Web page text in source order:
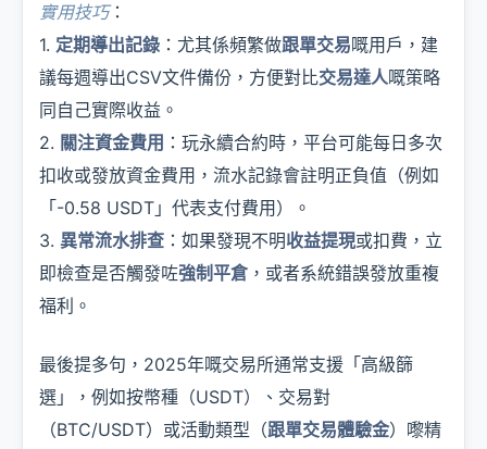
實用技巧：
1. 定期導出記錄 ：尤其係頻繁做跟單交易嘅用戶，建
議每週導出CSV文件備份，方便對比交易達人嘅策略
同自己實際收益。
2. 關注資金費用 ：玩永續合約時，平台可能每日多次
扣收或發放資金費用，流水記錄會註明正負值（例如
「-0.58 USDT」代表支付費用）。
3. 異常流水排查 ：如果發現不明收益提現或扣費，立
即檢查是否觸發咗強制平倉 ，或者系統錯誤發放重複
福利。
最後提多句，2025年嘅交易所通常支援「高級篩
選」，例如按幣種（USDT）、交易對
（BTC/USDT）或活動類型（跟單交易體驗金）嚟精